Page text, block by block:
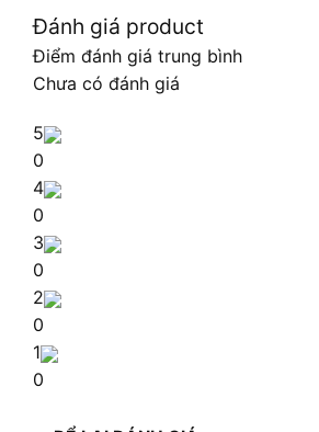
Đánh giá product
Điểm đánh giá trung bình
Chưa có đánh giá
5
0
4
0
3
0
2
0
1
0